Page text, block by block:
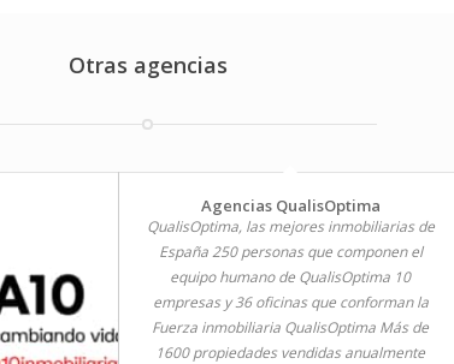
Otras agencias
Agencias QualisOptima
QualisOptima, las mejores inmobiliarias de
España 250 personas que componen el
equipo humano de QualisOptima 10
empresas y 36 oficinas que conforman la
Fuerza inmobiliaria QualisOptima Más de
1600 propiedades vendidas anualmente